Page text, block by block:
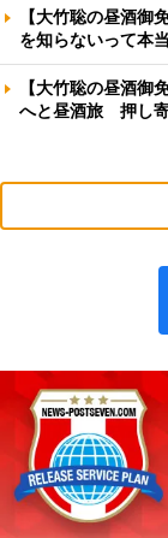
【大竹聡の昼酒御
を知らないって
【大竹聡の昼酒御
へと昼酒旅 押し